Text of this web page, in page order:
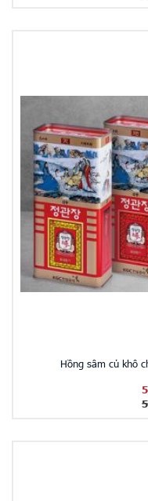
Hồng sâm củ khô